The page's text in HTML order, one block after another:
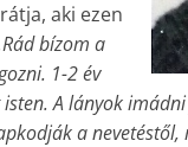
aki ezen
bízom a
1-2 év
A lányok
a